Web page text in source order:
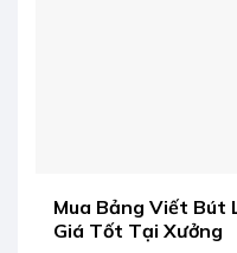
Mua Bảng Viết Bút
Giá Tốt Tại Xưởng